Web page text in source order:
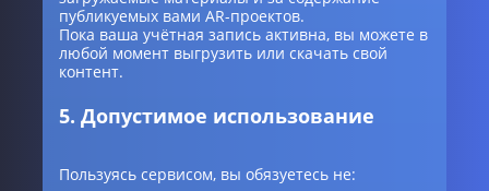
публикуемых вами AR-проектов.
Пока ваша учётная запись активна, вы можете в
любой момент выгрузить или скачать свой
контент.
5. Допустимое использование
Пользуясь сервисом, вы обязуетесь не: